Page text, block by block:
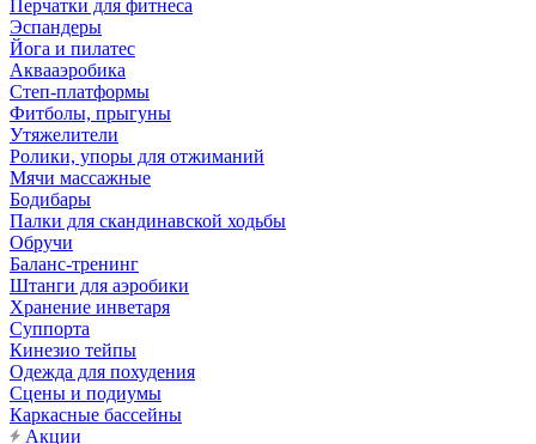
Перчатки для фитнеса
Эспандеры
Йога и пилатес
Аквааэробика
Степ-платформы
Фитболы, прыгуны
Утяжелители
Ролики, упоры для отжиманий
Мячи массажные
Бодибары
Палки для скандинавской ходьбы
Обручи
Баланс-тренинг
Штанги для аэробики
Хранение инветаря
Суппорта
Кинезио тейпы
Одежда для похудения
Сцены и подиумы
Каркасные бассейны
Акции